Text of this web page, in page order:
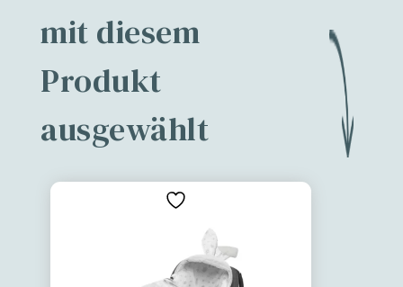
mit diesem
Produkt
ausgewählt